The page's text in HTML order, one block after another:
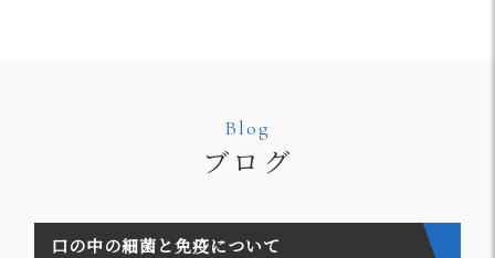
Blog
ブログ
口の中の細菌と免疫について